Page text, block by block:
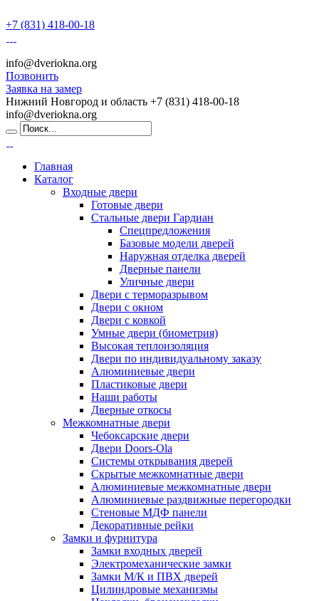
+7 (831) 418-00-18
info@dveriokna.org
Позвонить
Заявка на замер
Нижний Новгород и область +7 (831) 418-00-18
info@dveriokna.org
Главная
Каталог
Входные двери
Готовые двери
Стальные двери Гардиан
Спецпредложения
Базовые модели дверей
Наружная отделка дверей
Дверные панели
Уличные двери
Двери с терморазрывом
Двери с окном
Двери с ковкой
Умные двери (биометрия)
Высокая теплоизоляция
Двери по индивидуальному заказу
Алюминиевые двери
Пластиковые двери
Наши работы
Дверные откосы
Межкомнатные двери
Чебоксарские двери
Двери Doors-Ola
Системы открывания дверей
Скрытые межкомнатные двери
Алюминиевые межкомнатные двери
Алюминиевые раздвижные перегородки
Стеновые МДФ панели
Декоративные рейки
Замки и фурнитура
Замки входных дверей
Электромеханические замки
Замки М/К и ПВХ дверей
Цилиндровые механизмы